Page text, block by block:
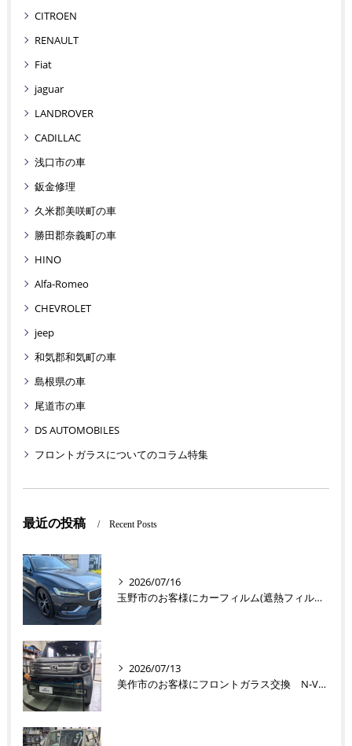
CITROEN
RENAULT
Fiat
jaguar
LANDROVER
CADILLAC
浅口市の車
鈑金修理
久米郡美咲町の車
勝田郡奈義町の車
HINO
Alfa-Romeo
CHEVROLET
jeep
和気郡和気町の車
島根県の車
尾道市の車
DS AUTOMOBILES
フロントガラスについてのコラム特集
最近の投稿 Recent Posts
2026/07/16
玉野市のお客様にカーフィルム(遮熱フィルム) V60【nexus株式会社】
2026/07/13
美作市のお客様にフロントガラス交換 N-VAN【nexus株式会社】